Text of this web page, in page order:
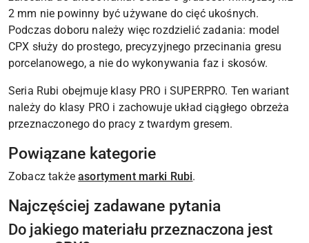
2 mm nie powinny być używane do cięć ukośnych.
Podczas doboru należy więc rozdzielić zadania: model
CPX służy do prostego, precyzyjnego przecinania gresu
porcelanowego, a nie do wykonywania faz i skosów.
Seria Rubi obejmuje klasy PRO i SUPERPRO. Ten wariant
należy do klasy PRO i zachowuje układ ciągłego obrzeża
przeznaczonego do pracy z twardym gresem.
Powiązane kategorie
Zobacz takżeasortyment marki Rubi.
Najczęściej zadawane pytania
Do jakiego materiału przeznaczona jest